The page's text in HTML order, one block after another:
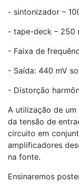
- sintonizador –
- tape-deck – 250
- Faixa de
- Saída: 440 mV
- Distorção
A utilização de
da tensão de
circuito em
amplificadores
na fonte.
Ensinaremos